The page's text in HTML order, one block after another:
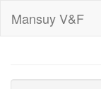
Mansuy V&F